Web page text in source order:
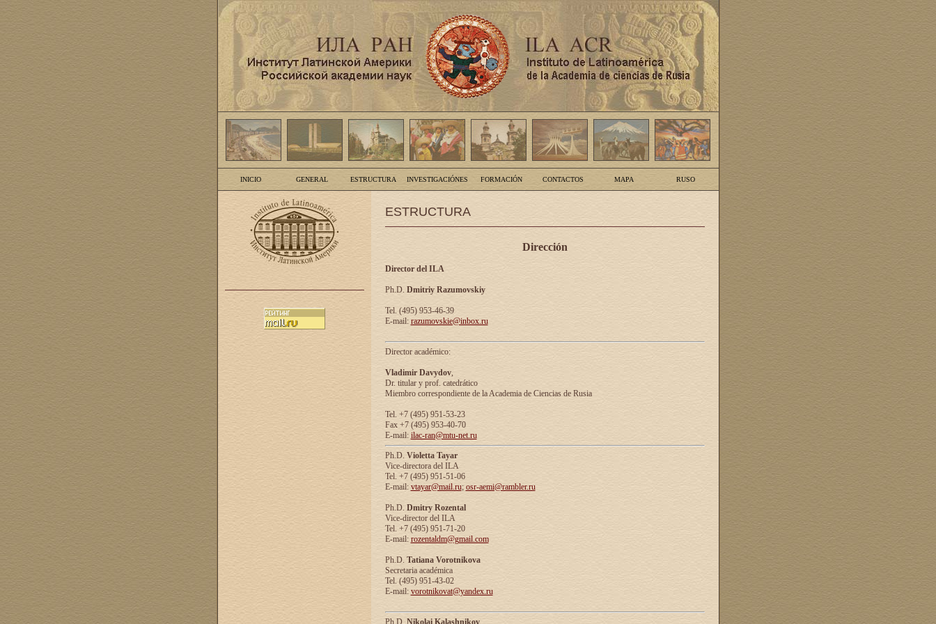
INICIO GENERAL ESTRUCTURA INVESTIGACIÓNES FORMACIÓN CONTACTOS MAPA RUSO
ESTRUCTURA
Dirección
Director del ILA
Ph.D. Dmitriy Razumovskiy
Tel. (495) 953-46-39
E-mail: razumovskie@inbox.ru
Director académico:
Vladimir Davydov,
Dr. titular y prof. catedrático
Miembro correspondiente de la Academia de Ciencias de Rusia
Tel. +7 (495) 951-53-23
Fax +7 (495) 953-40-70
E-mail: ilac-ran@mtu-net.ru
Ph.D. Violetta Tayar
Vice-directora del ILA
Tel. +7 (495) 951-51-06
E-mail: vtayar@mail.ru; osr-aemi@rambler.ru
Ph.D. Dmitry Rozental
Vice-director del ILA
Tel. +7 (495) 951-71-20
E-mail: rozentaldm@gmail.com
Ph.D. Tatiana Vorotnikova
Secretaria académica
Tel. (495) 951-43-02
E-mail: vorotnikovat@yandex.ru
Ph.D. Nikolai Kalashnikov